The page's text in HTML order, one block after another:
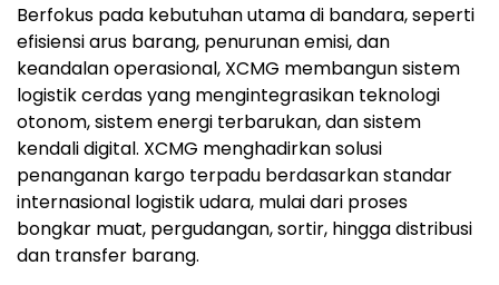
Berfokus pada kebutuhan utama di bandara, seperti
efisiensi arus barang, penurunan emisi, dan
keandalan operasional, XCMG membangun sistem
logistik cerdas yang mengintegrasikan teknologi
otonom, sistem energi terbarukan, dan sistem
kendali digital. XCMG menghadirkan solusi
penanganan kargo terpadu berdasarkan standar
internasional logistik udara, mulai dari proses
bongkar muat, pergudangan, sortir, hingga distribusi
dan transfer barang.